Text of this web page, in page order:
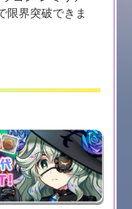
限界突破できま